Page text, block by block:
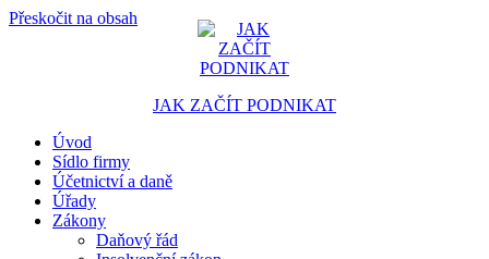
Přeskočit na obsah
JAK ZAČÍT PODNIKAT
Portál pro podnikatele
Úvod
Sídlo firmy
Účetnictví a daně
Úřady
Zákony
Daňový řád